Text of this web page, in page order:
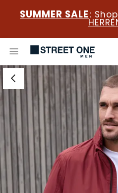
SUMMER SALE :